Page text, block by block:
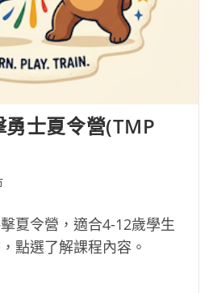
士夏令營(TMP
夏令營，適合4-12歲學生
點選了解課程內容。